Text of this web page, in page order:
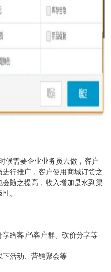
候需要企业业务员去做，客户
行推广，客户使用商城订货之
随之提高，收入增加是水到渠
。
给客户\客户群、砍价分享等
下活动、营销聚会等